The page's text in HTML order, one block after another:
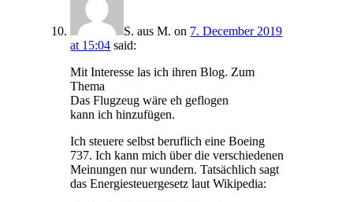
S. aus M. on 7. December 2019
at 15:04 said:
Mit Interesse las ich ihren Blog. Zum
Thema
Das Flugzeug wäre eh geflogen
kann ich hinzufügen.
Ich steuere selbst beruflich eine Boeing
737. Ich kann mich über die verschiedenen
Meinungen nur wundern. Tatsächlich sagt
das Energiesteuergesetz laut Wikipedia: